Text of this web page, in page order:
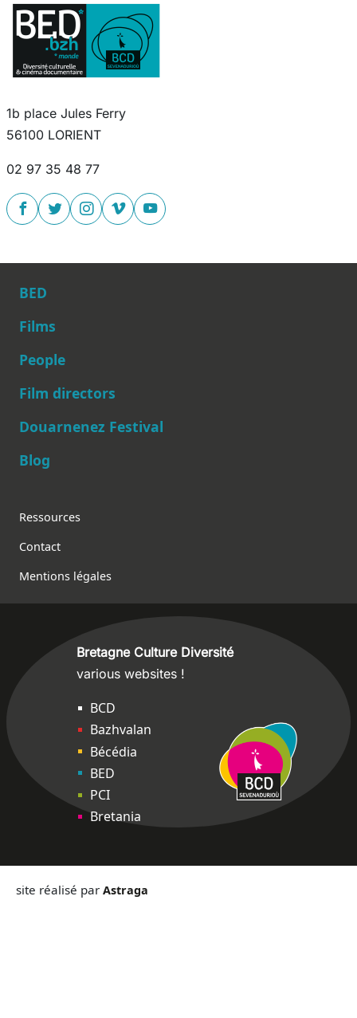
1b place Jules Ferry
56100 LORIENT
02 97 35 48 77
Main navigation
BED
Films
People
Film directors
Douarnenez Festival
Blog
Footer
Ressources
Contact
Mentions légales
Bretagne Culture Diversité
various websites !
Sites
BCD
Bazhvalan
Bécédia
BED
PCI
Bretania
site réalisé par Astraga